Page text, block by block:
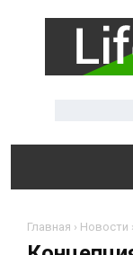
Главная › Новости ›